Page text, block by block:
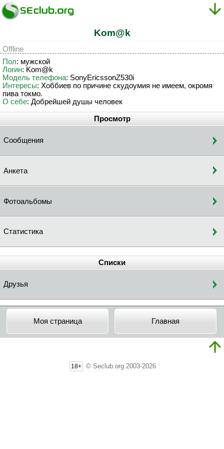
Kom@k
Offline
Пол: мужской
Логин: Kom@k
Модель телефона: SonyEricssonZ530i
Интересы: Хоббиев по причине скудоумия не имеем, окромя
пива токмо.
О себе: Добрейшей душы человек
Просмотр
Сообщения
Анкета
Фотоальбомы
Статистика
Списки
Друзья
Моя страница Главная
18+ © Seclub.org 2003-2026